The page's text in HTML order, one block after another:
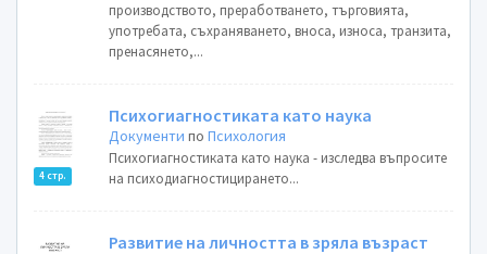
производството, преработването, търговията,
употребата, съхраняването, вноса, износа, транзита,
пренасянето,...
4 стр.
Психогиагностиката като наука
Документи поПсихология
Психогиагностиката като наука - изследва въпросите
на психодиагностицирането...
Развитие на личността в зряла възраст